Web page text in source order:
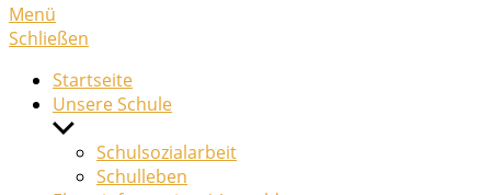
Menü
Schließen
Startseite
Unsere Schule
Untermenü
anzeigenSchulsozialarbeit
Schulleben